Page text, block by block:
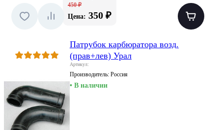
450 ₽
Цена: 350 ₽
Патрубок карбюратора возд.
(прав+лев) Урал
Артикул:
Производитель: Россия
• В наличии